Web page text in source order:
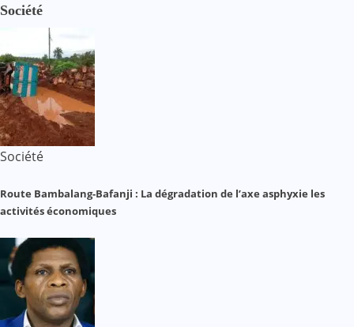
Société
Société
Route Bambalang-Bafanji : La dégradation de l’axe asphyxie les
activités économiques